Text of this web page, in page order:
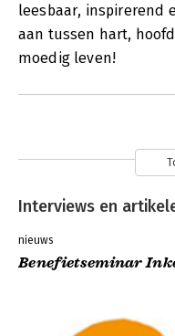
leesbaar, inspirerend
aan tussen hart,
moedig leven!
Interviews en
nieuws
Benefietseminar